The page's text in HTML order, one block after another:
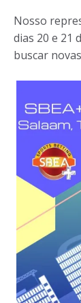
Nosso
dias 20 e 21
buscar